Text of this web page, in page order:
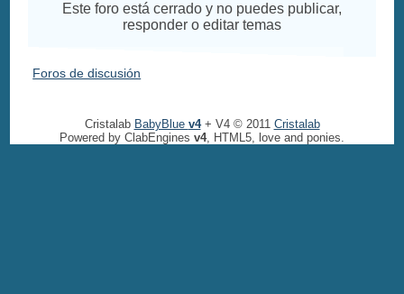
Este foro está cerrado y no puedes publicar,
responder o editar temas
Foros de discusión
Cristalab BabyBlue v4+ V4 © 2011 Cristalab
Powered by ClabEngines v4, HTML5, love and ponies.